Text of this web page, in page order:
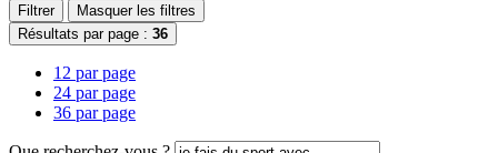
Filtrer
Masquer les filtres
Résultats par page : 36
12 par page
24 par page
36 par page